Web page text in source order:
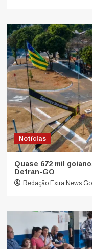
Notícias
Quase 672 mil
Detran-GO
Redação Extra News